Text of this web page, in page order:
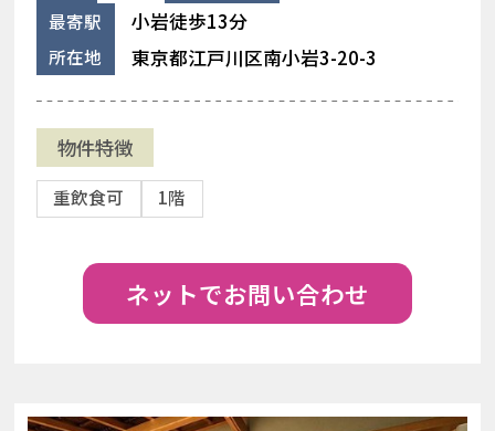
最寄駅 小岩徒歩13分
所在地 東京都江戸川区南小岩3-20-3
物件特徴
重飲食可 1階
ネットでお問い合わせ